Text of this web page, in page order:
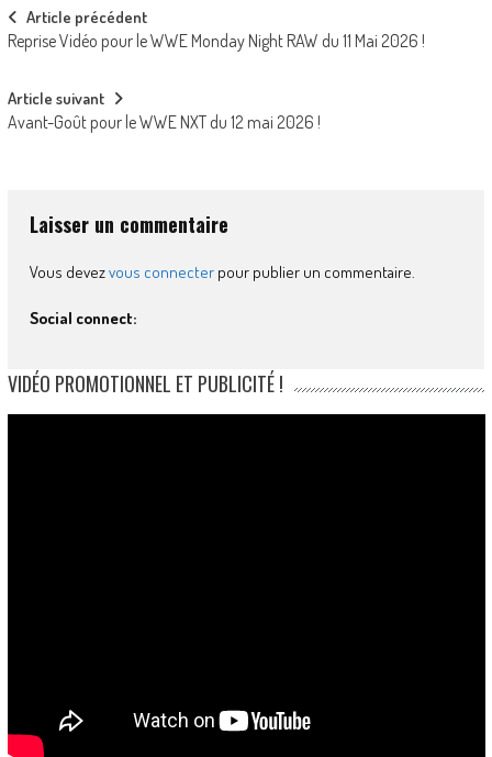
Post
navigation
Article précédent
Reprise Vidéo pour le WWE Monday Night RAW du 11 Mai 2026 !
Article suivant
Avant-Goût pour le WWE NXT du 12 mai 2026 !
Laisser un commentaire
Vous devezvous connecterpour publier un commentaire.
Social connect:
VIDÉO PROMOTIONNEL ET PUBLICITÉ !